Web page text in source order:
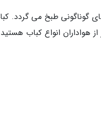
گوناگونی طبخ می گردد.
هواداران انواع کباب